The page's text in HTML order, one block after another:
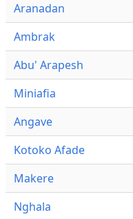
Aranadan
Ambrak
Abu' Arapesh
Miniafia
Angave
Kotoko Afade
Makere
Nghala